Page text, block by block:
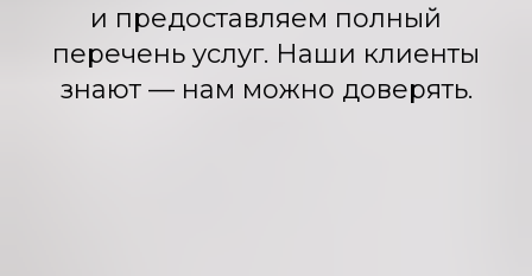
и предоставляем полный
перечень услуг. Наши клиенты
знают — нам можно доверять.